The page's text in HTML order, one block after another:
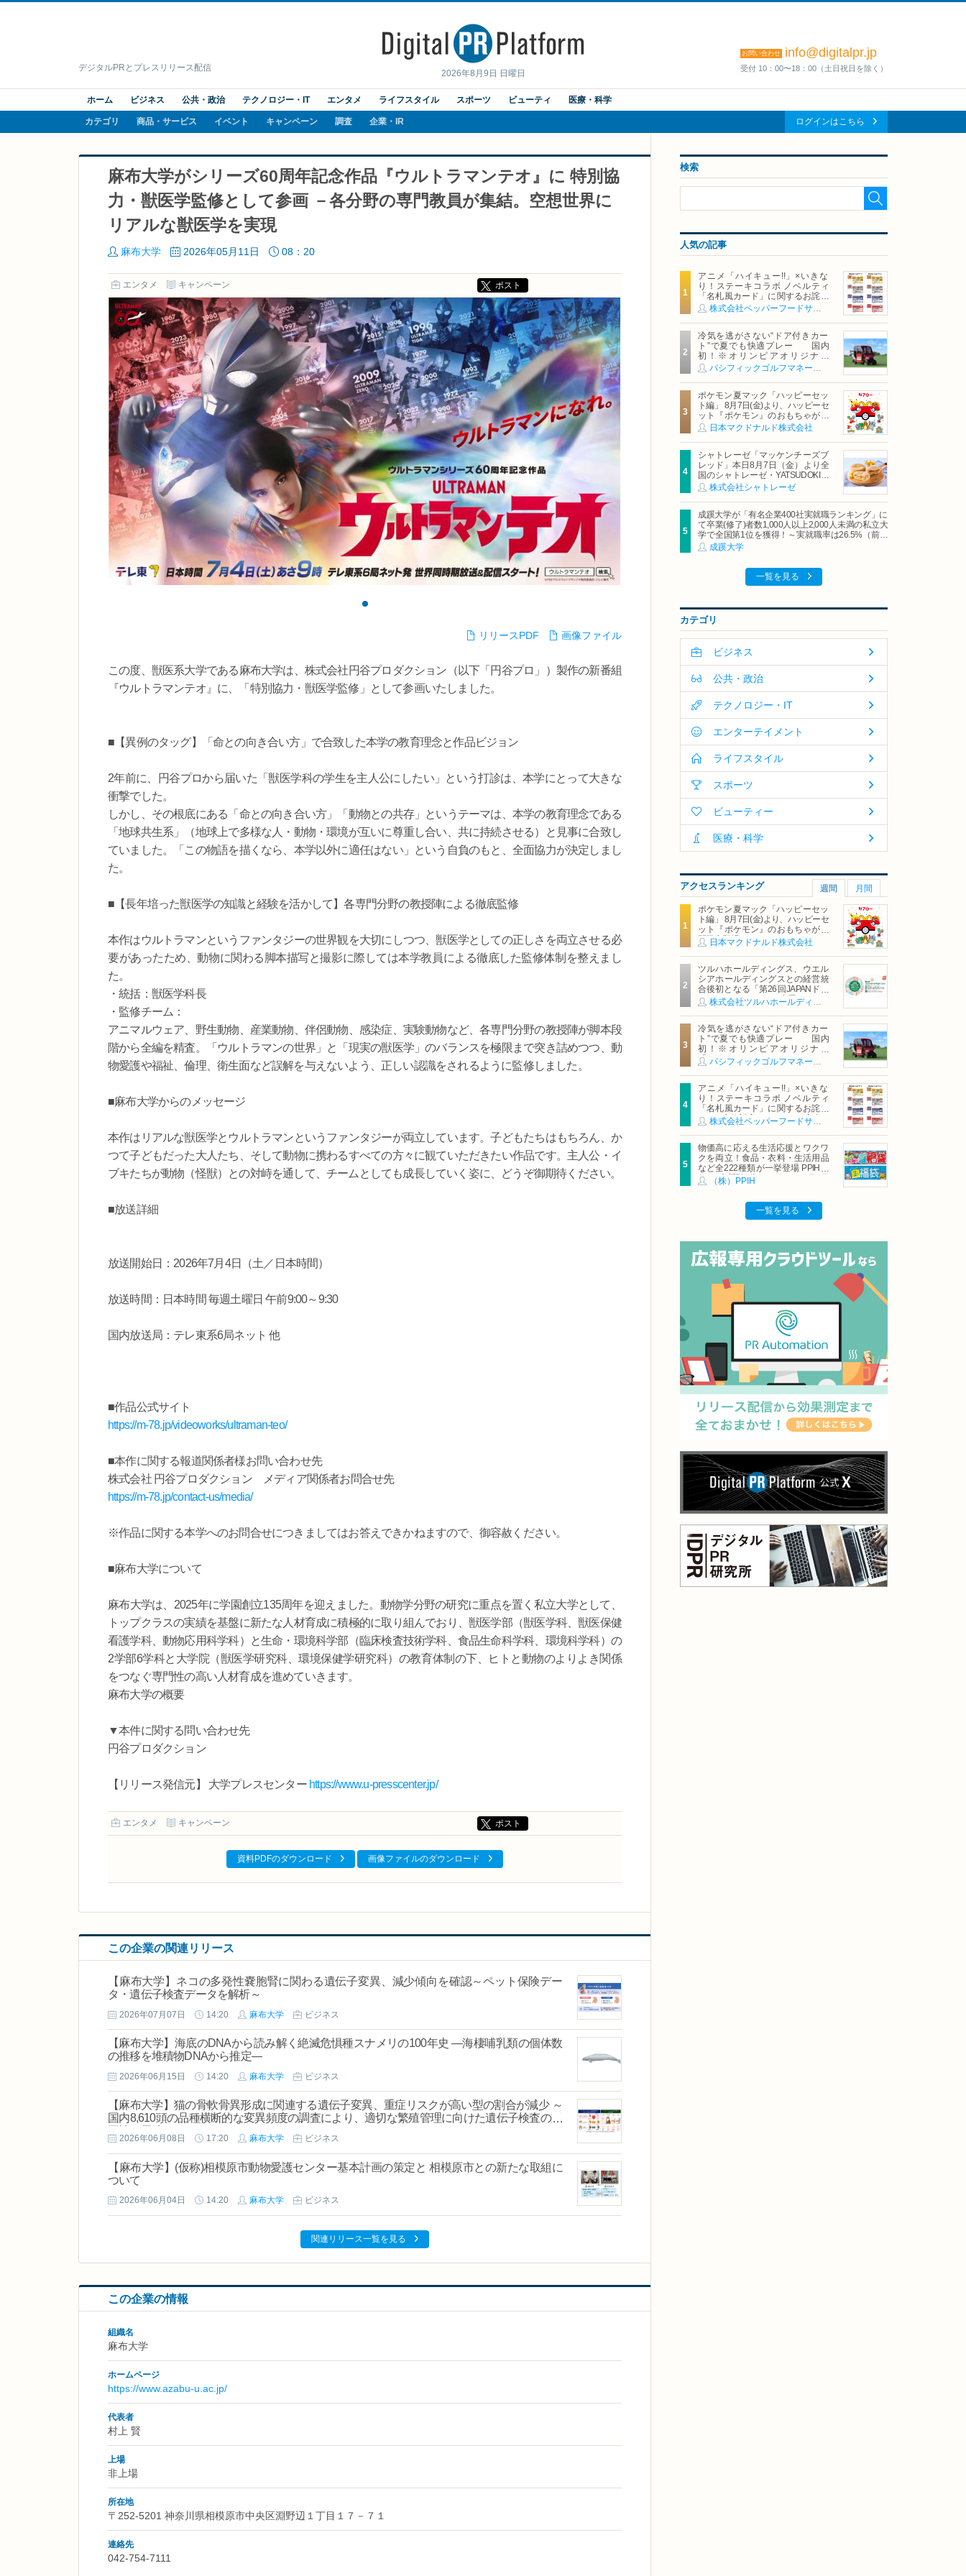
2026年8月9日 日曜日
デジタルPRとプレスリリース配信
お問い合わせ info@digitalpr.jp
受付 10：00〜18：00（土日祝日を除く）
ホーム ビジネス 公共・政治 テクノロジー・IT エンタメ ライフスタイル スポーツ ビューティ 医療・科学
カテゴリ 商品・サービス イベント キャンペーン 調査 企業・IR ログインはこちら
麻布大学がシリーズ60周年記念作品『ウルトラマンテオ』に 特別協
力・獣医学監修として参画 －各分野の専門教員が集結。空想世界に
リアルな獣医学を実現
麻布大学 2026年05月11日 08：20
エンタメ キャンペーン ポスト
リリースPDF 画像ファイル
この度、獣医系大学である麻布大学は、株式会社円谷プロダクション（以下「円谷プロ」）製作の新番組
『ウルトラマンテオ』に、「特別協力・獣医学監修」として参画いたしました。
■【異例のタッグ】「命との向き合い方」で合致した本学の教育理念と作品ビジョン
2年前に、円谷プロから届いた「獣医学科の学生を主人公にしたい」という打診は、本学にとって大きな
衝撃でした。
しかし、その根底にある「命との向き合い方」「動物との共存」というテーマは、本学の教育理念である
「地球共生系」（地球上で多様な人・動物・環境が互いに尊重し合い、共に持続させる）と見事に合致し
ていました。「この物語を描くなら、本学以外に適任はない」という自負のもと、全面協力が決定しまし
た。
■【長年培った獣医学の知識と経験を活かして】各専門分野の教授陣による徹底監修
本作はウルトラマンというファンタジーの世界観を大切にしつつ、獣医学としての正しさを両立させる必
要があったため、動物に関わる脚本描写と撮影に際しては本学教員による徹底した監修体制を整えまし
た。
・統括：獣医学科長
・監修チーム：
アニマルウェア、野生動物、産業動物、伴侶動物、感染症、実験動物など、各専門分野の教授陣が脚本段
階から全編を精査。「ウルトラマンの世界」と「現実の獣医学」のバランスを極限まで突き詰めつつ、動
物愛護や福祉、倫理、衛生面など誤解を与えないよう、正しい認識をされるように監修しました。
■麻布大学からのメッセージ
本作はリアルな獣医学とウルトラマンというファンタジーが両立しています。子どもたちはもちろん、か
つて子どもだった大人たち、そして動物に携わるすべての方々に観ていただきたい作品です。主人公・イ
ブキたちが動物（怪獣）との対峙を通して、チームとしても成長していく姿に、どうぞ御期待ください。
■放送詳細
放送開始日：2026年7月4日（土／日本時間）
放送時間：日本時間 毎週土曜日 午前9:00～9:30
国内放送局：テレ東系6局ネット 他
■作品公式サイト
https://m-78.jp/videoworks/ultraman-teo/
■本作に関する報道関係者様お問い合わせ先
株式会社 円谷プロダクション メディア関係者お問合せ先
https://m-78.jp/contact-us/media/
※作品に関する本学へのお問合せにつきましてはお答えできかねますので、御容赦ください。
■麻布大学について
麻布大学は、2025年に学園創立135周年を迎えました。動物学分野の研究に重点を置く私立大学として、
トップクラスの実績を基盤に新たな人材育成に積極的に取り組んでおり、獣医学部（獣医学科、獣医保健
看護学科、動物応用科学科）と生命・環境科学部（臨床検査技術学科、食品生命科学科、環境科学科）の
2学部6学科と大学院（獣医学研究科、環境保健学研究科）の教育体制の下、ヒトと動物のよりよき関係
をつなぐ専門性の高い人材育成を進めていきます。
麻布大学の概要
▼本件に関する問い合わせ先
円谷プロダクション
【リリース発信元】 大学プレスセンター https://www.u-presscenter.jp/
エンタメ キャンペーン ポスト
資料PDFのダウンロード 画像ファイルのダウンロード
この企業の関連リリース
【麻布大学】ネコの多発性嚢胞腎に関わる遺伝子変異、減少傾向を確認～ペット保険デー
タ・遺伝子検査データを解析～
2026年07月07日 14:20 麻布大学 ビジネス
【麻布大学】海底のDNAから読み解く絶滅危惧種スナメリの100年史 ―海棲哺乳類の個体数
の推移を堆積物DNAから推定―
2026年06月15日 14:20 麻布大学 ビジネス
【麻布大学】猫の骨軟骨異形成に関連する遺伝子変異、重症リスクが高い型の割合が減少 ～
国内8,610頭の品種横断的な変異頻度の調査により、適切な繁殖管理に向けた遺伝子検査の重
要性が示唆
2026年06月08日 17:20 麻布大学 ビジネス
【麻布大学】(仮称)相模原市動物愛護センター基本計画の策定と 相模原市との新たな取組に
ついて
2026年06月04日 14:20 麻布大学 ビジネス
関連リリース一覧を見る
この企業の情報
組織名
麻布大学
ホームページ
https://www.azabu-u.ac.jp/
代表者
村上 賢
上場
非上場
所在地
〒252-5201 神奈川県相模原市中央区淵野辺１丁目１７－７１
連絡先
042-754-7111
検索
人気の記事
アニメ「ハイキュー!!」×いきな
り！ステーキコラボ ノベルティ
「名札風カード」に関するお詫び
および交換対応についてのご案内
冷気を逃がさない“ドア付きカー
ト”で夏でも快適プレー 国内
初！※オリンピアオリジナル
「AirCon Cart（エアコンカー
ト）」導入 | ＰＧＭ
ポケモン夏マック「ハッピーセッ
ト編」 8月7日(金)より、ハッピーセ
ット『ポケモン』のおもちゃが期
間限定登場
日本マクドナルド株式会社
シャトレーゼ「マッケンチーズブ
レッド」本日8月7日（金）より全
国のシャトレーゼ・YATSUDOKIで
発売株式会社シャトレーゼ
成蹊大学が「有名企業400社実就職ランキング」に
て卒業(修了)者数1,000人以上2,000人未満の私立大
学で全国第1位を獲得！～実就職率は26.5%（前年
比＋4.3pt）に伸長、東京の私立大学でも10位にラ
ンクイン～
成蹊大学
一覧を見る
カテゴリ
ビジネス
公共・政治
テクノロジー・IT
エンターテイメント
ライフスタイル
スポーツ
ビューティー
医療・科学
アクセスランキング 週間 月間
ポケモン夏マック「ハッピーセッ
ト編」 8月7日(金)より、ハッピーセ
ット『ポケモン』のおもちゃが期
間限定登場
日本マクドナルド株式会社
ツルハホールディングス、ウエル
シアホールディングスとの経営統
合後初となる「第26回JAPANドラ
ッグストアショー」に出展
冷気を逃がさない“ドア付きカー
ト”で夏でも快適プレー 国内
初！※オリンピアオリジナル
「AirCon Cart（エアコンカー
ト）」導入 | ＰＧＭ
アニメ「ハイキュー!!」×いきな
り！ステーキコラボ ノベルティ
「名札風カード」に関するお詫び
および交換対応についてのご案内
物価高に応える生活応援とワクワ
クを両立！食品・衣料・生活用品
など全222種類が一挙登場 PPIHグ
ループ「夏福袋」＆セール 8月6日
(木)より順次スタート
（株）PPIH
一覧を見る